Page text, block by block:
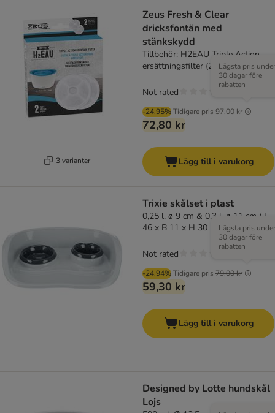
3 varianter
Zeus Fresh & Clear
dricksfontän med
stänkskydd
Tillbehör: H2EAU Triple Action
ersättningsfilter (2 st)
-24.95%Tidigare pris 97,00 kr
Lägsta pris under
30 dagar före
rabatten
72,80 kr
Not rated
Lägg till i varukorg
Trixie skålset i plast
0,25 l, ø 9 cm & 0,3 l, ø 11 cm / L
46 x B 11 x H 30
-24.94%Tidigare pris 79,00 kr
Lägsta pris under
30 dagar före
rabatten
59,30 kr
Not rated
Lägg till i varukorg
Designed by Lotte hundskål
Lojs